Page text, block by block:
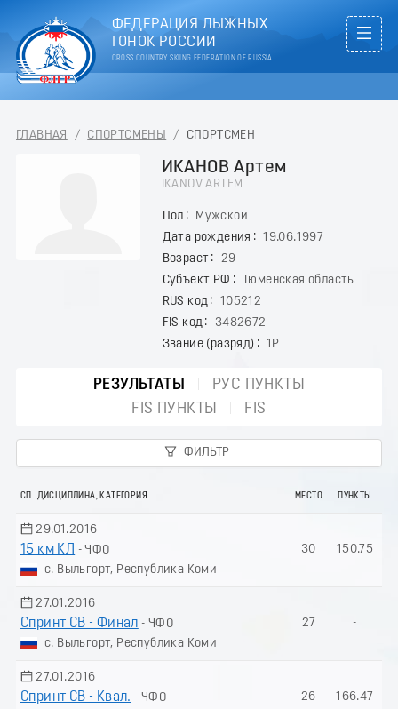
ФЕДЕРАЦИЯ ЛЫЖНЫХ
ГОНОК РОССИИ
CROSS COUNTRY SKIING FEDERATION OF RUSSIA
ГЛАВНАЯ / СПОРТСМЕНЫ / СПОРТСМЕН
ИКАНОВ Артем
IKANOV ARTEM
Пол
Мужской
Дата рождения
19.06.1997
Возраст
29
Субъект РФ
Тюменская область
RUS код
105212
FIS код
3482672
Звание (разряд)
1Р
РЕЗУЛЬТАТЫ
РУС ПУНКТЫ
FIS ПУНКТЫ
FIS
ФИЛЬТР
СП. ДИСЦИПЛИНА, КАТЕГОРИЯ МЕСТО ПУНКТЫ
29.01.2016
15 км КЛ
- ЧФО
с. Выльгорт, Республика Коми
30 150.75
27.01.2016
Спринт СВ - Финал - ЧФО
с. Выльгорт, Республика Коми
27 -
27.01.2016
Спринт СВ - Квал. - ЧФО
26 166.47